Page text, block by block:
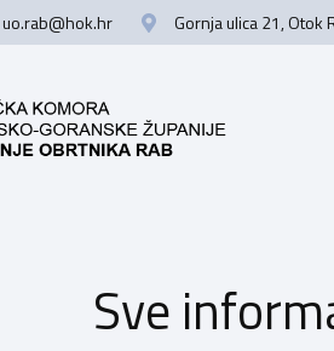
uo.rab@hok.hr Gornja ulica 21, Otok
Sve